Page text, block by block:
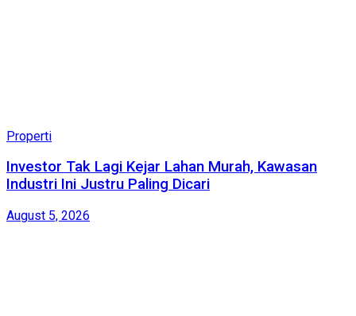
Properti
Investor Tak Lagi Kejar Lahan Murah, Kawasan
Industri Ini Justru Paling Dicari
August 5, 2026